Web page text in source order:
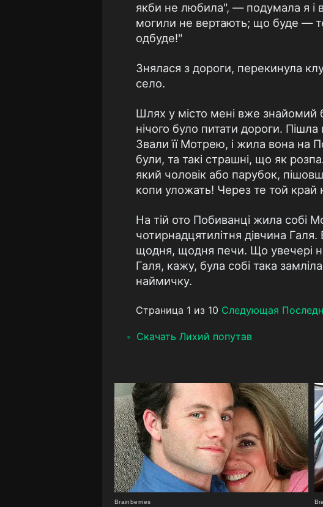
якби не любила", — подумала я і
могили не вертають; що буде —
одбуде!"
Знялася з дороги, перекинула
село.
Шлях у місто мені вже знайомий
нічого було питати дороги.
Звали її Мотрею, і жила вона на
були, та такі страшні, що як
який чоловік або парубок,
копи уложать! Через те той
На тій ото Побиванці жила собі
чотирнадцятилітня дівчина
щодня, щодня печи. Що увечері
Галя, кажу, була собі така
наймичку.
Страница 1 из 10 Следующая
Скачать Лихий попутав